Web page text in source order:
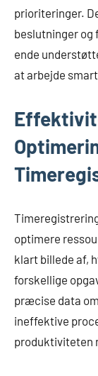
prioriteringer.
beslutninger
ende
at arbejde
optimere
klart billede af,
forskellige
præcise data
ineffektive
produktiviteten